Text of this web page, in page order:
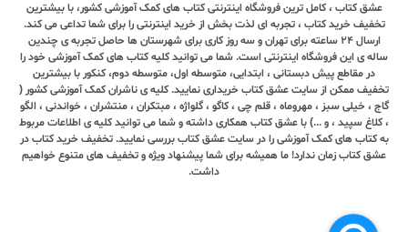
عشق کتاب ، کامل ترین فروشگاه اینترنتی کتاب های کمک آموزشی کشور، با بیشترین
تخفیف خرید کتاب ، تجربه ای لذت بخش از خرید اینترنتی را برای شما تداعی می کند.
ارسال ٢٤ ساعته برای تهران و سه روز کاری برای شهرستان ها حاصل تجربه ی چندین
ساله ی این فروشگاه اینترنتی است. شما می توانید کلیه کتاب های کمک آموزشی خود را
در مقاطع پیش دبستانی ، ابتدایی، متوسطه اول، متوسطه دوم، کنکور با بیشترین
تخفیف ممکن از سایت عشق کتاب خریداری نمایید. کلیه ی ناشران کمک آموزشی کشور (
گاج ، خیلی سبز ، مهروماه ، قلم چی ، کاگو ، گلواژه ، مبتکران ، منتشران ، خواندنی ، الگو
، کلاغ سپید ، و ...) با عشق کتاب همکاری داشته و شما می توانید کلیه ی اطلاعات مربوط
به کتاب های کمک آموزشی را در سایت عشق کتاب بررسی نمایید. تخفیف خرید کتاب در
عشق کتاب زمان ندارد! ما همیشه برای شما پیشنهاد ویژه و تخفیف های متنوع خواهیم
داشت.